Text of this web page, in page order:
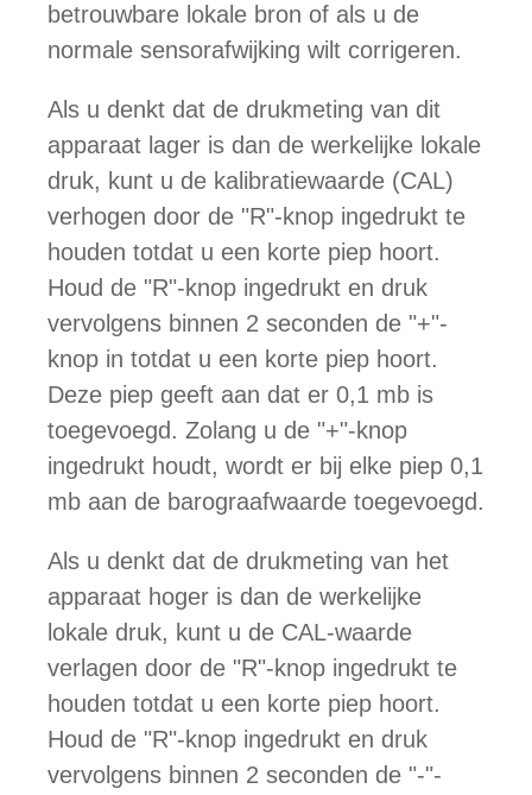
betrouwbare lokale bron of als u de
normale sensorafwijking wilt corrigeren.
Als u denkt dat de drukmeting van dit
apparaat lager is dan de werkelijke lokale
druk, kunt u de kalibratiewaarde (CAL)
verhogen door de "R"-knop ingedrukt te
houden totdat u een korte piep hoort.
Houd de "R"-knop ingedrukt en druk
vervolgens binnen 2 seconden de "+"-
knop in totdat u een korte piep hoort.
Deze piep geeft aan dat er 0,1 mb is
toegevoegd. Zolang u de "+"-knop
ingedrukt houdt, wordt er bij elke piep 0,1
mb aan de barograafwaarde toegevoegd.
Als u denkt dat de drukmeting van het
apparaat hoger is dan de werkelijke
lokale druk, kunt u de CAL-waarde
verlagen door de "R"-knop ingedrukt te
houden totdat u een korte piep hoort.
Houd de "R"-knop ingedrukt en druk
vervolgens binnen 2 seconden de "-"-